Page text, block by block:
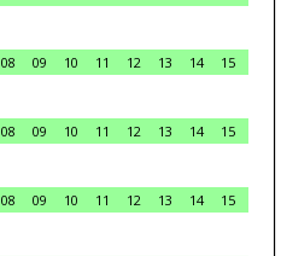
08 09 10 11 12 13 14
15
08 09 10 11 12 13 14
15
08 09 10 11 12 13 14
15